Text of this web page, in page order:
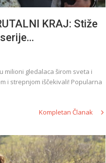
KRAJ: Stiže
milioni gledalaca širom sveta i
i strepnjom iščekivali! Popularna
Kompletan Članak